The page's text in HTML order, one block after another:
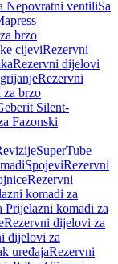
Nepovratni ventiliSa
brzo
cijeviRezervni
Rezervni dijelovi
Rezervni
brzo
Silent-
Fazonski
SuperTube
SpojeviRezervni
Rezervni
komadi za
komadi za
Rezervni dijelovi za
dijelovi za
uređajaRezervni